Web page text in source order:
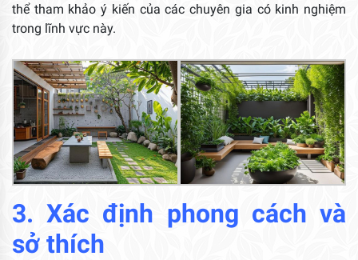
thể tham khảo ý kiến của các chuyên gia có kinh nghiệm
trong lĩnh vực này.
3. Xác định phong cách và
sở thích